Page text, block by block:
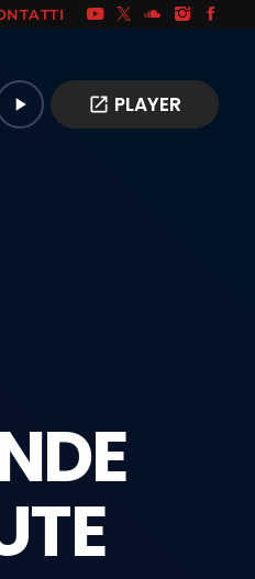
play_arrow open_in_new PLAYER